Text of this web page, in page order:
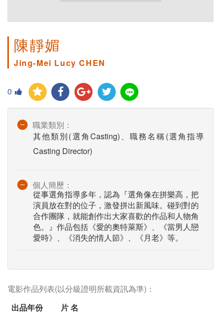
陳靜媚
Jing-Mei Lucy CHEN
0
職業類別：
其他類別(選角Casting)、職務名稱(選角指導
Casting Director)
個人簡歷：
從事選角指導多年，認為『選角像在拼樂高，把
演員放在對的位子，激發拼出新風味。碰到對的
合作團隊，就能創作出大家喜歡的作品和人物角
色。』作品包括《愛的奧特萊斯》、《當男人戀
愛時》、《消失的情人節》、《月老》等。
電影作品列表(以分級證明所載資訊為準)：
出品年份
片 名